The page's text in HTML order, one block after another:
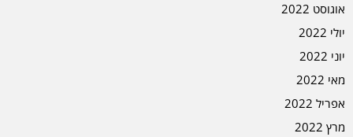
אוגוסט 2022
יולי 2022
יוני 2022
מאי 2022
אפריל 2022
מרץ 2022